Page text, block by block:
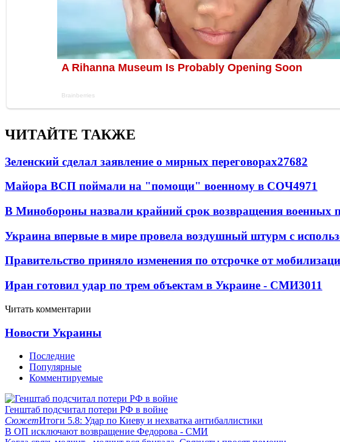
ЧИТАЙТЕ ТАКЖЕ
Зеленский сделал заявление о мирных переговорах27682
Майора ВСП поймали на "помощи" военному в СОЧ4971
В Минобороны назвали крайний срок возвращения военных
Украина впервые в мире провела воздушный штурм с
Правительство приняло изменения по отсрочке от
Иран готовил удар по трем объектам в Украине - СМИ3011
Читать комментарии
Новости Украины
Последние
Популярные
Комментируемые
Генштаб подсчитал потери РФ в войне
СюжетИтоги 5.8: Удар по Киеву и нехватка антибаллистики
В ОП исключают возвращение Федорова - СМИ